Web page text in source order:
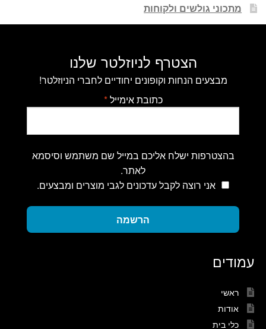
מתכוני גולשים ולקוחות
הצטרף לניוזלטר שלנו
מבצעים הנחות וקופונים יחודיים לחברי הניוזלטר!
כתובת אימייל*
בהצטרפות ישלח אליכם במייל שם משתמש וסיסמא
לאתר.
אני רוצה לקבל עדכונים לגבי מוצרים ומבצעים.
הרשמה
עמודים
ראשי
אודות
כלי בית